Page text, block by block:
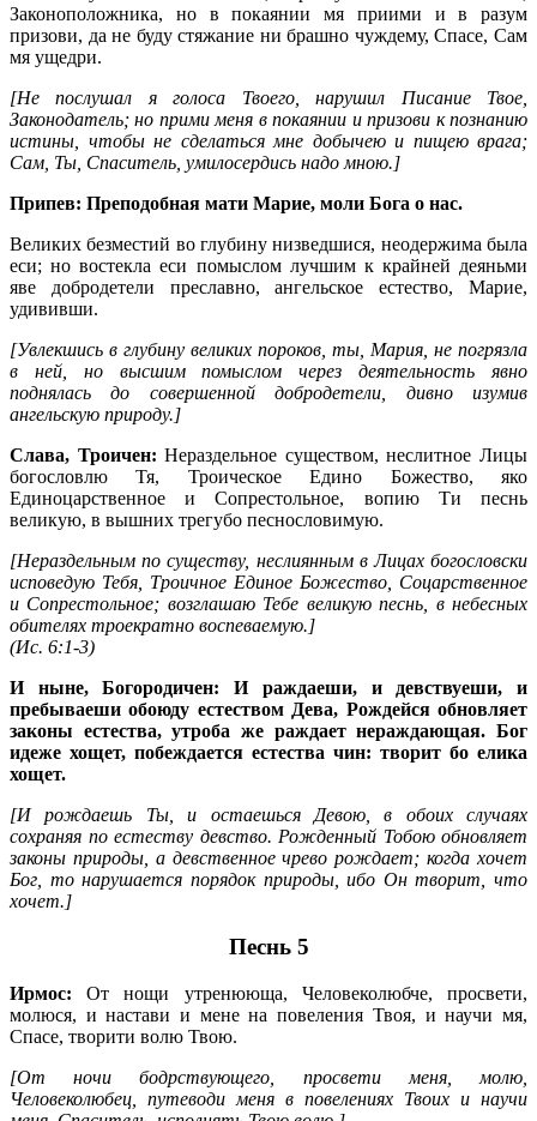
Законоположника, но в покаянии мя приими и в разум
призови, да не буду стяжание ни брашно чуждему, Спасе, Сам
мя ущедри.
[Не послушал я голоса Твоего, нарушил Писание Твое,
Законодатель; но прими меня в покаянии и призови к познанию
истины, чтобы не сделаться мне добычею и пищею врага;
Сам, Ты, Спаситель, умилосердись надо мною.]
Припев: Преподобная мати Марие, моли Бога о нас.
Великих безместий во глубину низведшися, неодержима была
еси; но востекла еси помыслом лучшим к крайней деяньми
яве добродетели преславно, ангельское естество, Марие,
удививши.
[Увлекшись в глубину великих пороков, ты, Мария, не погрязла
в ней, но высшим помыслом через деятельность явно
поднялась до совершенной добродетели, дивно изумив
ангельскую природу.]
Слава, Троичен: Нераздельное существом, неслитное Лицы
богословлю Тя, Троическое Едино Божество, яко
Единоцарственное и Сопрестольное, вопию Ти песнь
великую, в вышних трегубо песнословимую.
[Нераздельным по существу, неслиянным в Лицах богословски
исповедую Тебя, Троичное Единое Божество, Соцарственное
и Сопрестольное; возглашаю Тебе великую песнь, в небесных
обителях троекратно воспеваемую.]
(Ис. 6:1-3)
И ныне, Богородичен: И раждаеши, и девствуеши, и
пребываеши обоюду естеством Дева, Рождейся обновляет
законы естества, утроба же раждает нераждающая. Бог
идеже хощет, побеждается естества чин: творит бо елика
хощет.
[И рождаешь Ты, и остаешься Девою, в обоих случаях
сохраняя по естеству девство. Рожденный Тобою обновляет
законы природы, а девственное чрево рождает; когда хочет
Бог, то нарушается порядок природы, ибо Он творит, что
хочет.]
Песнь 5
Ирмос:
От нощи утренююща, Человеколюбче, просвети,
молюся, и настави и мене на повеления Твоя, и научи мя,
Спасе, творити волю Твою.
[От ночи бодрствующего, просвети меня, молю,
Человеколюбец, путеводи меня в повелениях Твоих и научи